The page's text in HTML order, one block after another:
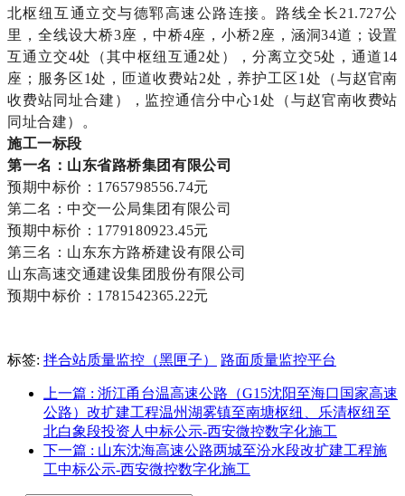
北枢纽互通立交与德郓高速公路连接。路线全长21.727公
里，全线设大桥3座，中桥4座，小桥2座，涵洞34道；设置
互通立交4处（其中枢纽互通2处），分离立交5处，通道14
座；服务区1处，匝道收费站2处，养护工区1处（与赵官南
收费站同址合建），监控通信分中心1处（与赵官南收费站
同址合建）。
施工一标段
第一名：山东省路桥集团有限公司
预期中标价：1765798556.74元
第二名：中交一公局集团有限公司
预期中标价：1779180923.45元
第三名：山东东方路桥建设有限公司
山东高速交通建设集团股份有限公司
预期中标价：1781542365.22元
标签: 拌合站质量监控（黑匣子） 路面质量监控平台
上一篇 : 浙江甬台温高速公路（G15沈阳至海口国家高速
公路）改扩建工程温州湖雾镇至南塘枢纽、乐清枢纽至
北白象段投资人中标公示-西安微控数字化施工
下一篇 : 山东沈海高速公路两城至汾水段改扩建工程施
工中标公示-西安微控数字化施工